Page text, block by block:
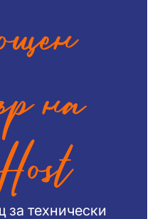
на
технически